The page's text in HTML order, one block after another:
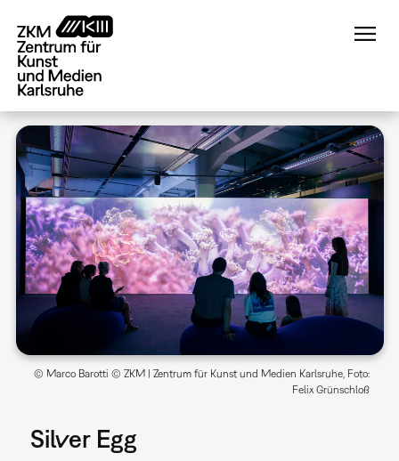
zum
Inhalt
© Marco Barotti © ZKM | Zentrum für Kunst und Medien Karlsruhe, Foto:
Felix Grünschloß
Silver Egg